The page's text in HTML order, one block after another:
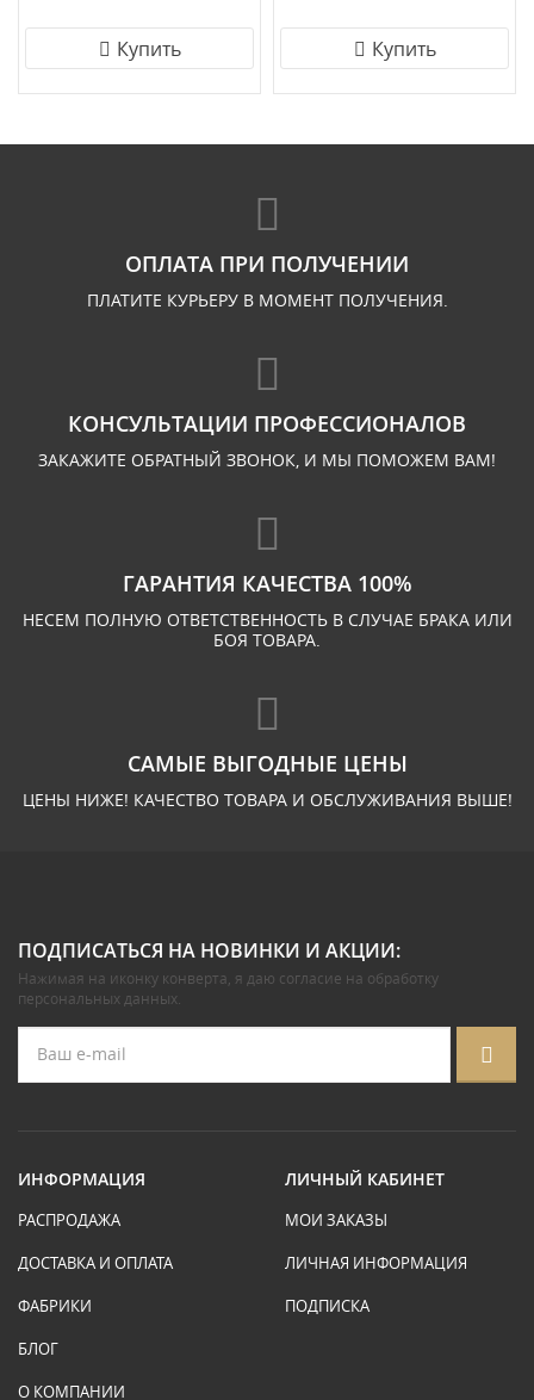
Купить Купить
ОПЛАТА ПРИ ПОЛУЧЕНИИ
ПЛАТИТЕ КУРЬЕРУ В МОМЕНТ ПОЛУЧЕНИЯ.
КОНСУЛЬТАЦИИ ПРОФЕССИОНАЛОВ
ЗАКАЖИТЕ ОБРАТНЫЙ ЗВОНОК, И МЫ ПОМОЖЕМ ВАМ!
ГАРАНТИЯ КАЧЕСТВА 100%
НЕСЕМ ПОЛНУЮ ОТВЕТСТВЕННОСТЬ В СЛУЧАЕ БРАКА ИЛИ
БОЯ ТОВАРА.
САМЫЕ ВЫГОДНЫЕ ЦЕНЫ
ЦЕНЫ НИЖЕ! КАЧЕСТВО ТОВАРА И ОБСЛУЖИВАНИЯ ВЫШЕ!
ПОДПИСАТЬСЯ НА НОВИНКИ И АКЦИИ:
Нажимая на иконку конверта, я даю согласие на обработку
персональных данных.
ИНФОРМАЦИЯ
РАСПРОДАЖА
ДОСТАВКА И ОПЛАТА
ФАБРИКИ
БЛОГ
О КОМПАНИИ
ЛИЧНЫЙ КАБИНЕТ
МОИ ЗАКАЗЫ
ЛИЧНАЯ ИНФОРМАЦИЯ
ПОДПИСКА